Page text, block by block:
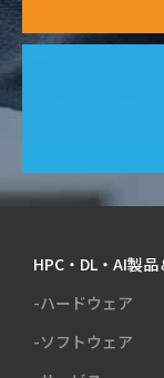
HPC・DL・AI製
-ハードウェア
-ソフトウェア